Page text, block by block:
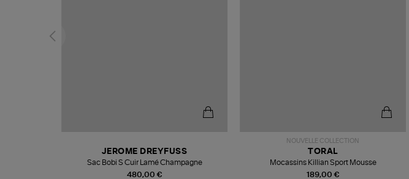
480,00 €
JEROME DREYFUSS
Sac Bobi S Cuir Lamé Champagne
NOUVELLE COLLECTION
189,00 €
TORAL
Mocassins Killian Sport Mousse